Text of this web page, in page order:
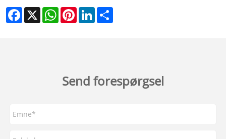
Facebook
X WhatsAppPinterestLinkedIn
Send forespørgsel